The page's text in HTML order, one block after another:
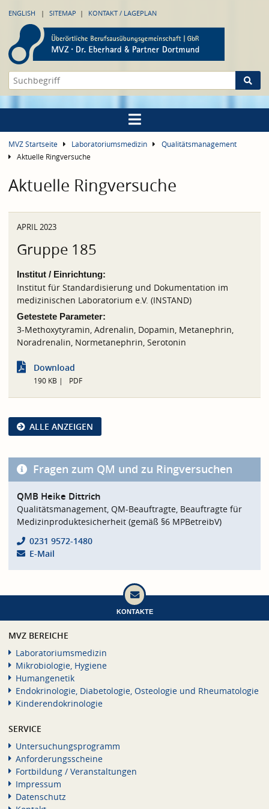
ENGLISH SITEMAP KONTAKT / LAGEPLAN
MVZ Startseite Laboratoriumsmedizin
Qualitätsmanagement
Aktuelle Ringversuche
Aktuelle Ringversuche
APRIL 2023
Gruppe 185
Institut / Einrichtung:
Institut für Standardisierung und Dokumentation im
medizinischen Laboratorium e.V. (INSTAND)
Getestete Parameter:
3-Methoxytyramin, Adrenalin, Dopamin, Metanephrin,
Noradrenalin, Normetanephrin, Serotonin
Download
190 KB PDF
ALLE ANZEIGEN
Fragen zum QM und zu Ringversuchen
QMB Heike Dittrich
Qualitätsmanagement, QM-Beauftragte, Beauftragte für
Medizinproduktesicherheit (gemäß §6 MPBetreibV)
0231 9572-1480
E-Mail
KONTAKTE
MVZ BEREICHE
Laboratoriumsmedizin
Mikrobiologie, Hygiene
Humangenetik
Endokrinologie, Diabetologie, Osteologie und Rheumatologie
Kinderendokrinologie
SERVICE
Untersuchungsprogramm
Anforderungsscheine
Fortbildung / Veranstaltungen
Impressum
Datenschutz